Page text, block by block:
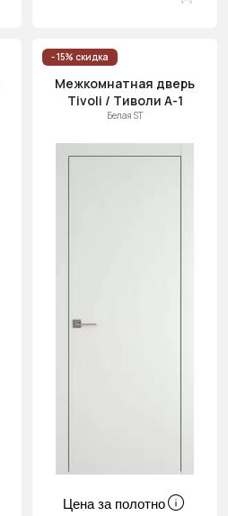
- 15% скидка
Межкомнатная дверь
Tivoli / Тиволи А-1
Белая ST
Цена за полотно